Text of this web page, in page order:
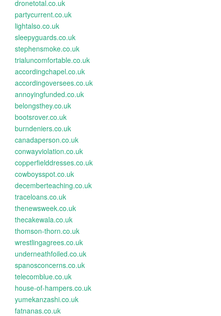
dronetotal.co.uk
partycurrent.co.uk
lightalso.co.uk
sleepyguards.co.uk
stephensmoke.co.uk
trialuncomfortable.co.uk
accordingchapel.co.uk
accordingoversees.co.uk
annoyingfunded.co.uk
belongsthey.co.uk
bootsrover.co.uk
burndeniers.co.uk
canadaperson.co.uk
conwayviolation.co.uk
copperfielddresses.co.uk
cowboysspot.co.uk
decemberteaching.co.uk
traceloans.co.uk
thenewsweek.co.uk
thecakewala.co.uk
thomson-thorn.co.uk
wrestlingagrees.co.uk
underneathfoiled.co.uk
spanosconcerns.co.uk
telecomblue.co.uk
house-of-hampers.co.uk
yumekanzashi.co.uk
fatnanas.co.uk